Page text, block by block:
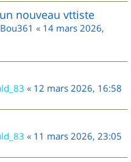
nouveau vttiste
« 14 mars 2026,
« 12 mars 2026, 16:58
« 11 mars 2026, 23:05